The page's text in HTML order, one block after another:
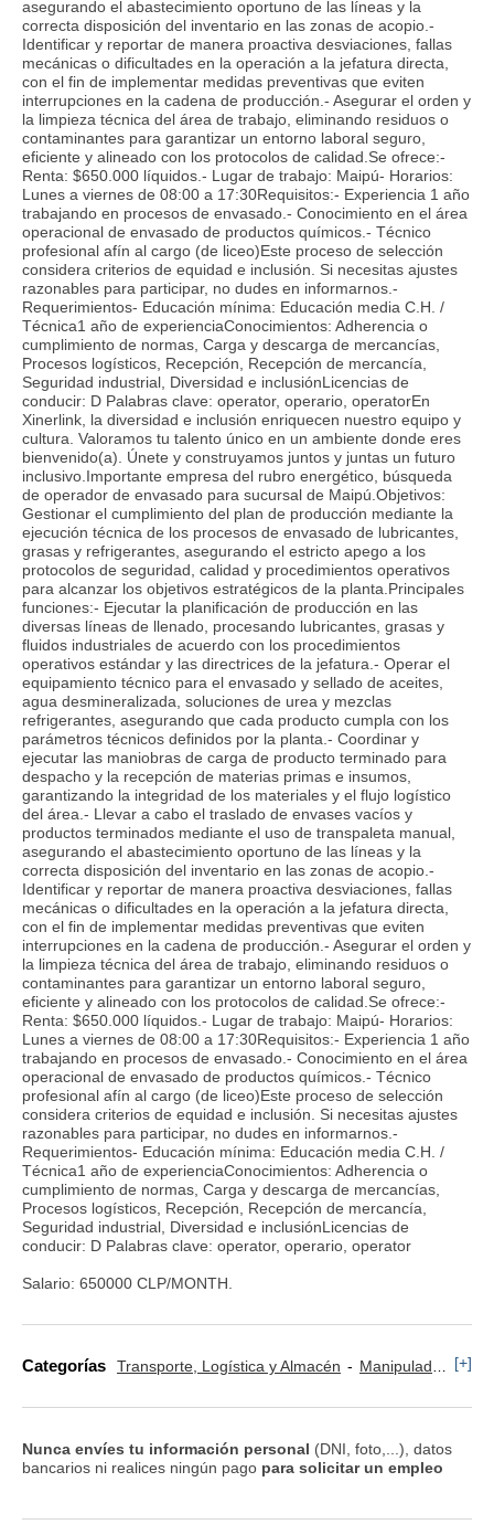
asegurando el abastecimiento oportuno de las líneas y la
correcta disposición del inventario en las zonas de acopio.-
Identificar y reportar de manera proactiva desviaciones, fallas
mecánicas o dificultades en la operación a la jefatura directa,
con el fin de implementar medidas preventivas que eviten
interrupciones en la cadena de producción.- Asegurar el orden y
la limpieza técnica del área de trabajo, eliminando residuos o
contaminantes para garantizar un entorno laboral seguro,
eficiente y alineado con los protocolos de calidad.Se ofrece:-
Renta: $650.000 líquidos.- Lugar de trabajo: Maipú- Horarios:
Lunes a viernes de 08:00 a 17:30Requisitos:- Experiencia 1 año
trabajando en procesos de envasado.- Conocimiento en el área
operacional de envasado de productos químicos.- Técnico
profesional afín al cargo (de liceo)Este proceso de selección
considera criterios de equidad e inclusión. Si necesitas ajustes
razonables para participar, no dudes en informarnos.-
Requerimientos- Educación mínima: Educación media C.H. /
Técnica1 año de experienciaConocimientos: Adherencia o
cumplimiento de normas, Carga y descarga de mercancías,
Procesos logísticos, Recepción, Recepción de mercancía,
Seguridad industrial, Diversidad e inclusiónLicencias de
conducir: D Palabras clave: operator, operario, operatorEn
Xinerlink, la diversidad e inclusión enriquecen nuestro equipo y
cultura. Valoramos tu talento único en un ambiente donde eres
bienvenido(a). Únete y construyamos juntos y juntas un futuro
inclusivo.Importante empresa del rubro energético, búsqueda
de operador de envasado para sucursal de Maipú.Objetivos:
Gestionar el cumplimiento del plan de producción mediante la
ejecución técnica de los procesos de envasado de lubricantes,
grasas y refrigerantes, asegurando el estricto apego a los
protocolos de seguridad, calidad y procedimientos operativos
para alcanzar los objetivos estratégicos de la planta.Principales
funciones:- Ejecutar la planificación de producción en las
diversas líneas de llenado, procesando lubricantes, grasas y
fluidos industriales de acuerdo con los procedimientos
operativos estándar y las directrices de la jefatura.- Operar el
equipamiento técnico para el envasado y sellado de aceites,
agua desmineralizada, soluciones de urea y mezclas
refrigerantes, asegurando que cada producto cumpla con los
parámetros técnicos definidos por la planta.- Coordinar y
ejecutar las maniobras de carga de producto terminado para
despacho y la recepción de materias primas e insumos,
garantizando la integridad de los materiales y el flujo logístico
del área.- Llevar a cabo el traslado de envases vacíos y
productos terminados mediante el uso de transpaleta manual,
asegurando el abastecimiento oportuno de las líneas y la
correcta disposición del inventario en las zonas de acopio.-
Identificar y reportar de manera proactiva desviaciones, fallas
mecánicas o dificultades en la operación a la jefatura directa,
con el fin de implementar medidas preventivas que eviten
interrupciones en la cadena de producción.- Asegurar el orden y
la limpieza técnica del área de trabajo, eliminando residuos o
contaminantes para garantizar un entorno laboral seguro,
eficiente y alineado con los protocolos de calidad.Se ofrece:-
Renta: $650.000 líquidos.- Lugar de trabajo: Maipú- Horarios:
Lunes a viernes de 08:00 a 17:30Requisitos:- Experiencia 1 año
trabajando en procesos de envasado.- Conocimiento en el área
operacional de envasado de productos químicos.- Técnico
profesional afín al cargo (de liceo)Este proceso de selección
considera criterios de equidad e inclusión. Si necesitas ajustes
razonables para participar, no dudes en informarnos.-
Requerimientos- Educación mínima: Educación media C.H. /
Técnica1 año de experienciaConocimientos: Adherencia o
cumplimiento de normas, Carga y descarga de mercancías,
Procesos logísticos, Recepción, Recepción de mercancía,
Seguridad industrial, Diversidad e inclusiónLicencias de
conducir: D Palabras clave: operator, operario, operator
Salario: 650000 CLP/MONTH.
Categorías Transporte, Logística y Almacén Manipulador y Operario de Montaje [+]
Nunca envíes tu información personal (DNI, foto,...), datos
bancarios ni realices ningún pago para solicitar un empleo